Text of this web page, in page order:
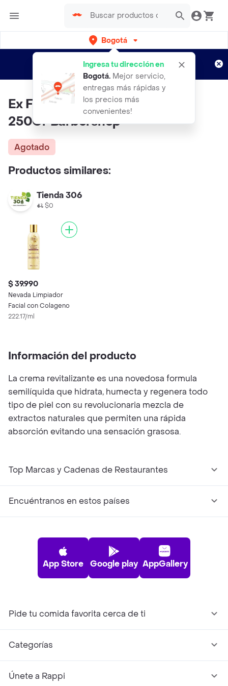
Bogotá
Ingresa tu dirección en
Bogotá. Mejor servicio,
entregas más rápidas y
los precios más
convenientes!
envíos gratis por semanas
Aplican TyC
Ex Folia Nte Barbershop Facial
250Gr Barbershop
Agotado
Productos similares:
Tienda 306
$0
$ 39.990
Nevada Limpiador
Facial con Colageno
222.17/ml
Información del producto
La crema revitalizante es una novedosa formula
semilíquida que hidrata, humecta y regenera todo
tipo de piel con su revolucionaria mezcla de
extractos naturales que permiten una rápida
absorción evitando una sensación grasosa.
Top Marcas y Cadenas de Restaurantes
Encuéntranos en estos países
App Store Google play AppGallery
Pide tu comida favorita cerca de ti
Categorías
Únete a Rappi